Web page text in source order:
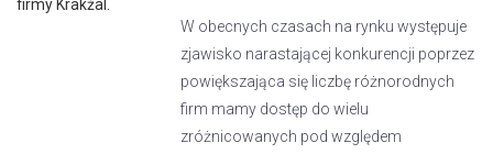
W obecnych czasach na rynku występuje
zjawisko narastającej konkurencji poprzez
powiększająca się liczbę różnorodnych
firm mamy dostęp do wielu
zróżnicowanych pod względem